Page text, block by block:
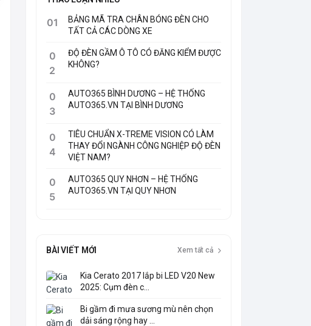
01
BẢNG MÃ TRA CHÂN BÓNG ĐÈN CHO
TẤT CẢ CÁC DÒNG XE
0
2
ĐỘ ĐÈN GẦM Ô TÔ CÓ ĐĂNG KIỂM ĐƯỢC
KHÔNG?
0
3
AUTO365 BÌNH DƯƠNG – HỆ THỐNG
AUTO365.VN TẠI BÌNH DƯƠNG
0
4
TIÊU CHUẨN X-TREME VISION CÓ LÀM
THAY ĐỔI NGÀNH CÔNG NGHIỆP ĐỘ ĐÈN
VIỆT NAM?
0
5
AUTO365 QUY NHƠN – HỆ THỐNG
AUTO365.VN TẠI QUY NHƠN
BÀI VIẾT MỚI Xem tất cả
Kia Cerato 2017 lắp bi LED V20 New
2025: Cụm đèn c...
Bi gầm đi mưa sương mù nên chọn
dải sáng rộng hay ...